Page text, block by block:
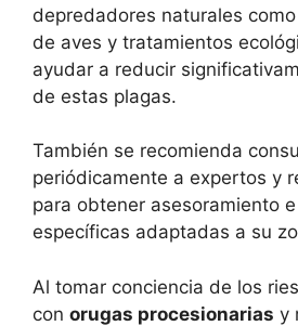
depredadores naturales
de aves y tratamientos
ayudar a reducir
de estas plagas.
También se recomienda
periódicamente a expertos y
para obtener asesoramiento
específicas adaptadas a su
Al tomar conciencia de los
con orugas procesionarias y